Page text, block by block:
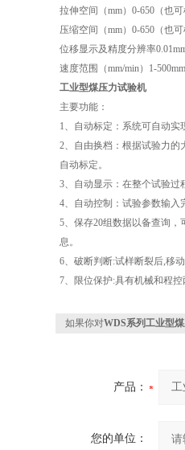
拉伸空间（mm） 0-650（也
压缩空间（mm） 0-650（也
位移显示及精度分辨率
速度范围（mm/min） 1-
工业型煤压力试验机
主要功能：
1、自动标定：系统可自动
2、自由换档：根据试验力
自动标定。
3、自动显示：在整个试验
4、自动控制：试验参数输入
5、保存20组数据以备查询
息。
6、破断判断:试样断裂后,移
7、限位保护:具有机械和程
如果你对WDS系列工业型
产品：
您的单位：